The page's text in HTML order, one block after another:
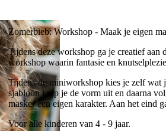
Zomerbieb: Workshop - Maak je eigen
Tijdens deze workshop ga je creatief aan
workshop waarin fantasie en
Tijdens de miniworkshop kies je zelf wat
sjabloon knip je de vorm uit en daarna
masker een eigen karakter. Aan het eind
Voor alle kinderen van 4 - 9 jaar.